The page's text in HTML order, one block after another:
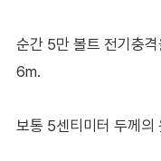
순간 5만 볼트 전기충
6m.
보통 5센티미터 두께의